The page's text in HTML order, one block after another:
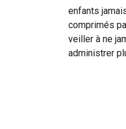
enfants
comprimés
veiller à ne
administrer